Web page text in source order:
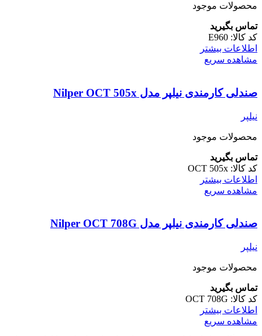
محصولات موجود
تماس بگیرید
کد کالا: E960
اطلاعات بیشتر
مشاهده سریع
صندلی کارمندی نیلپر مدل Nilper OCT 505x
نیلپر
محصولات موجود
تماس بگیرید
کد کالا: OCT 505x
اطلاعات بیشتر
مشاهده سریع
صندلی کارمندی نیلپر مدل Nilper OCT 708G
نیلپر
محصولات موجود
تماس بگیرید
کد کالا: OCT 708G
اطلاعات بیشتر
مشاهده سریع